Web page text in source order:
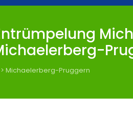
> Michaelerberg-Pruggern